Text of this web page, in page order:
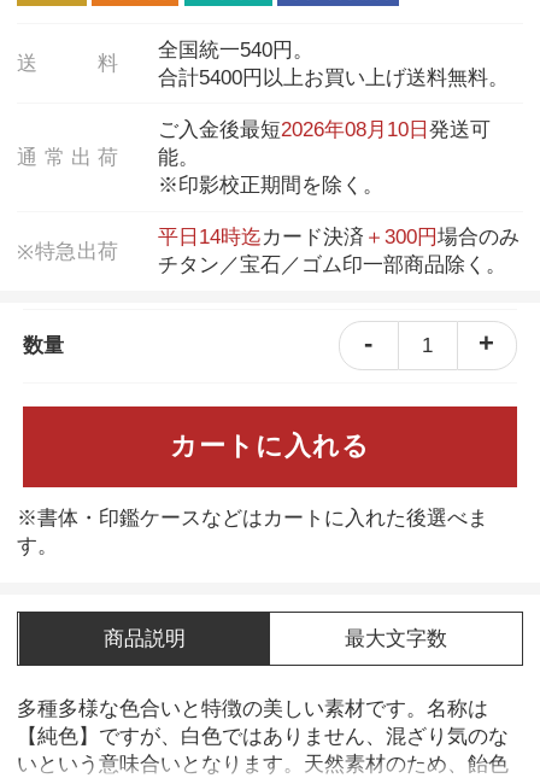
送 料
全国統一540円。
合計5400円以上お買い上げ送料無料。
通 常 出 荷
ご入金後最短2026年08月10日発送可
能。
※印影校正期間を除く。
※特急出荷
平日14時迄カード決済 ＋300円場合のみ
チタン／宝石／ゴム印一部商品除く。
数量 - 1 +
カートに入れる
※書体・印鑑ケースなどはカートに入れた後選べま
す。
商品説明 最大文字数
多種多様な色合いと特徴の美しい素材です。名称は
【純色】ですが、白色ではありません、混ざり気のな
いという意味合いとなります。天然素材のため、飴色